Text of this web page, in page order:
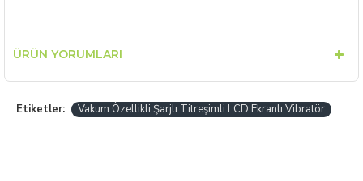
ÜRÜN YORUMLARI
Etiketler: Vakum Özellikli Şarjlı Titreşimli LCD Ekranlı Vibratör